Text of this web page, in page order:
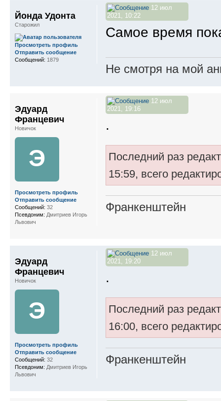
12 июл
2021, 10:22
Самое время
Не смотря на мой
Йонда Удонта
Старожил
Просмотреть профиль
Отправить сообщение
Сообщений: 1879
12 июл
2021, 19:16
.
Последний раз
15:59, всего
Франкенштейн
Эдуард
Францевич
Новичок
Э
Просмотреть профиль
Отправить сообщение
Сообщений: 32
Псевдоним: Дмитриев Игорь
Львович
12 июл
2021, 19:20
.
Последний раз
16:00, всего
Франкенштейн
Эдуард
Францевич
Новичок
Э
Просмотреть профиль
Отправить сообщение
Сообщений: 32
Псевдоним: Дмитриев Игорь
Львович